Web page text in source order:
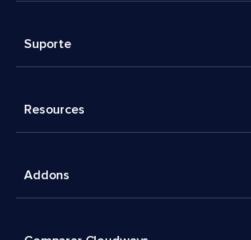
Suporte
Resources
Addons